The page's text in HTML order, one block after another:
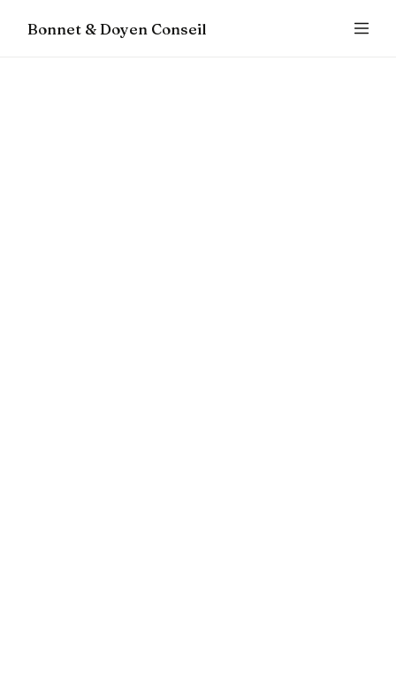
Bonnet & Doyen Conseil